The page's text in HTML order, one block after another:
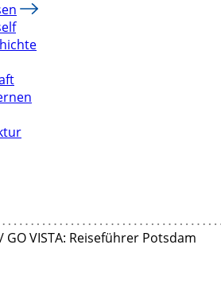
/ GO VISTA: Reiseführer Potsdam